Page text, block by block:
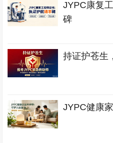
JYPC康复
碑
持证护苍生
JYPC健康